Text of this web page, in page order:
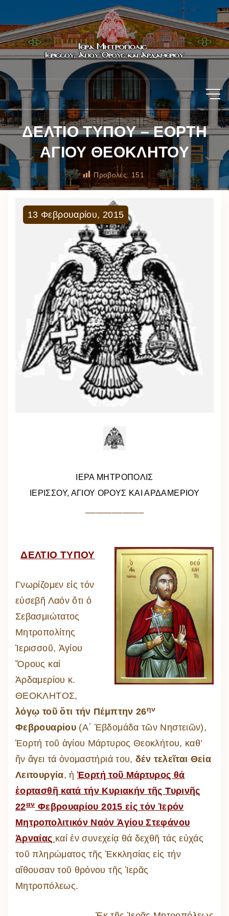
ΔΕΛΤΙΟ ΤΥΠΟΥ – ΕΟΡΤΗ
ΑΓΙΟΥ ΘΕΟΚΛΗΤΟΥ
Προβολές: 151
13 Φεβρουαρίου, 2015
ΙΕΡΑ ΜΗΤΡΟΠΟΛΙΣ
ΙΕΡΙΣΣΟΥ, ΑΓΙΟΥ ΟΡΟΥΣ ΚΑΙ ΑΡΔΑΜΕΡΙΟΥ
ΔΕΛΤΙΟ ΤΥΠΟΥ
Γνωρίζομεν εἰς τόν
εὐσεβῆ Λαόν ὅτι ὁ
Σεβασμιώτατος
Μητροπολίτης
Ἱερισσοῦ, Ἁγίου
Ὄρους καί
Ἀρδαμερίου κ.
ΘΕΟΚΛΗΤΟΣ,
λόγῳ τοῦ ὅτι τήν Πέμπτην 26ην
Φεβρουαρίου(Α΄ Ἑβδομάδα τῶν Νηστειῶν),
Ἑορτή τοῦ ἁγίου Μάρτυρος Θεοκλήτου, καθ’
ἥν ἄγει τά ὀνομαστήριά του,δέν τελεῖται Θεία
Λειτουργία, ἡἙορτή τοῦ Μάρτυρος θά
ἑορτασθῆ κατά τήν Κυριακήν τῆς Τυρινῆς
22ανΦεβρουαρίου 2015 εἰς τόν Ἱερόν
Μητροπολιτικόν Ναόν Ἁγίου Στεφάνου
Ἀρναίας καί ἐν συνεχείᾳ θά δεχθῆ τάς εὐχάς
τοῦ πληρώματος τῆς Ἐκκλησίας εἰς τήν
αἴθουσαν τοῦ θρόνου τῆς Ἱερᾶς
Μητροπόλεως.